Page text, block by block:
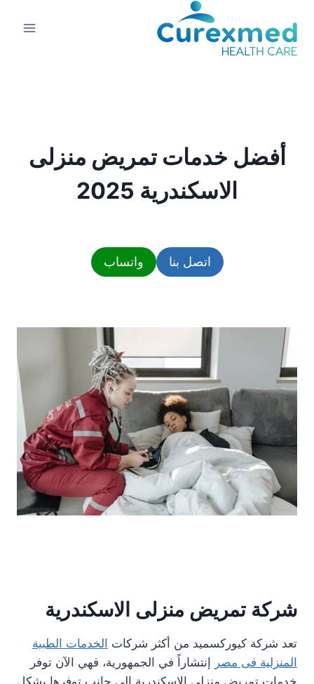
المحتوى
أفضل خدمات تمريض منزلى
الاسكندرية 2025
اتصل بنا واتساب
شركة تمريض منزلى الاسكندرية
تعد شركة كيوركسميد من أكثر شركات الخدمات الطبية
المنزلية فى مصر
إنتشاراً في الجمهورية، فهي الآن توفر